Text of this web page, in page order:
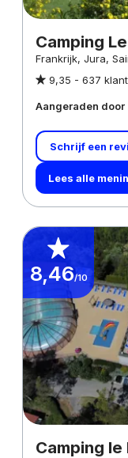
Camping
Frankrijk, Jura,
9,35 - 637
Aangeraden door
Schrijf een
Lees alle
8,46/10
Camping le